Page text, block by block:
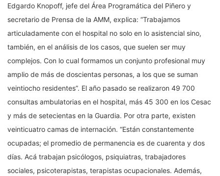
Edgardo Knopoff, jefe del Área Programática del Piñero y
secretario de Prensa de la AMM, explica: “Trabajamos
articuladamente con el hospital no solo en lo asistencial sino,
también, en el análisis de los casos, que suelen ser muy
complejos. Con lo cual formamos un conjunto profesional muy
amplio de más de doscientas personas, a los que se suman
veintiocho residentes”. El año pasado se realizaron 49 700
consultas ambulatorias en el hospital, más 45 300 en los Cesac
y más de setecientas en la Guardia. Por otra parte, existen
veinticuatro camas de internación. “Están constantemente
ocupadas; el promedio de permanencia es de cuarenta y dos
días. Acá trabajan psicólogos, psiquiatras, trabajadores
sociales, psicoterapistas, terapistas ocupacionales. Además,